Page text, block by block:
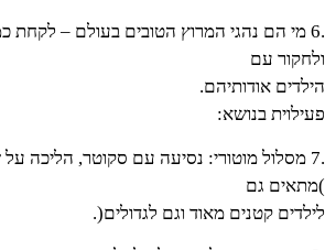
.6 מי הם נהגי המרוץ הטובים בעולם – לקחת
ולחקור עם
הילדים אודותיהם.
פעילוית בנושא:
.7 מסלול מוטורי: נסיעה עם סקוטר, הליכה
)מתאים גם
לילדים קטנים מאוד וגם לגדולים(.